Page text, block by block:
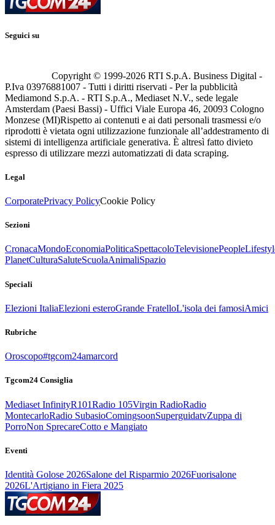
Seguici su
Copyright © 1999-2026 RTI S.p.A. Business Digital -
P.Iva 03976881007 - Tutti i diritti riservati - Per la pubblicità
Mediamond S.p.A. - RTI S.p.A., Mediaset N.V., sede legale
Amsterdam (Paesi Bassi) - Uffici Viale Europa 46, 20093 Cologno
Monzese (MI)Rispetto ai contenuti e ai dati personali trasmessi e/o
riprodotti è vietata ogni utilizzazione funzionale all’addestramento di
sistemi di intelligenza artificiale generativa. È altresì fatto divieto
espresso di utilizzare mezzi automatizzati di data scraping.
Legal
CorporatePrivacy PolicyCookie Policy
Sezioni
CronacaMondoEconomiaPoliticaSpettacoloTelevisionePeople
PlanetCulturaSaluteScuolaAnimaliSpazio
Speciali
Elezioni ItaliaElezioni esteroGrande FratelloL'isola dei famosiAmici
Rubriche
Oroscopo#tgcom24amarcord
Tgcom24 Consiglia
Mediaset InfinityR101Radio 105Virgin RadioRadio
MontecarloRadio SubasioComingsoonSuperguidatvZuppa di
PorroNon SprecareCotto e Mangiato
Eventi
Identità Golose 2026Salone del Risparmio 2026Fuorisalone
2026L'Artigiano in Fiera 2025